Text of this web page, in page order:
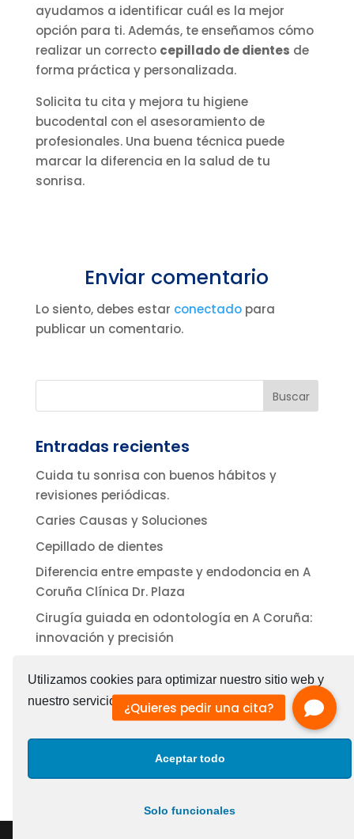
Utilizamos cookies para optimizar nuestro sitio web y
nuestro servicio.
Política de cookies
Aceptar todo
Solo funcionales
ayudamos a identificar cuál es la mejor
opción para ti. Además, te enseñamos cómo
realizar un correcto cepillado de dientes de
forma práctica y personalizada.
Solicita tu cita y mejora tu higiene
bucodental con el asesoramiento de
profesionales. Una buena técnica puede
marcar la diferencia en la salud de tu
sonrisa.
Enviar comentario
Lo siento, debes estar conectadopara
publicar un comentario.
Entradas recientes
Cuida tu sonrisa con buenos hábitos y
revisiones periódicas.
Caries Causas y Soluciones
Cepillado de dientes
Diferencia entre empaste y endodoncia en A
Coruña Clínica Dr. Plaza
Cirugía guiada en odontología en A Coruña:
innovación y precisión
Comentarios recientes
Categorías